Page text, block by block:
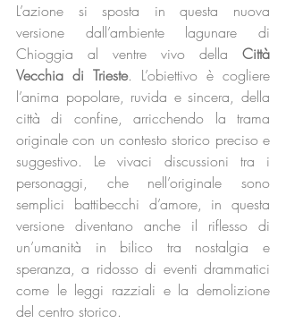
L’azione si sposta in questa nuova
versione dall’ambiente lagunare di
Chioggia al ventre vivo della Città
Vecchia di Trieste. L’obiettivo è cogliere
l’anima popolare, ruvida e sincera, della
città di confine, arricchendo la trama
originale con un contesto storico preciso e
suggestivo. Le vivaci discussioni tra i
personaggi, che nell’originale sono
semplici battibecchi d’amore, in questa
versione diventano anche il riflesso di
un’umanità in bilico tra nostalgia e
speranza, a ridosso di eventi drammatici
come le leggi razziali e la demolizione
del centro storico.